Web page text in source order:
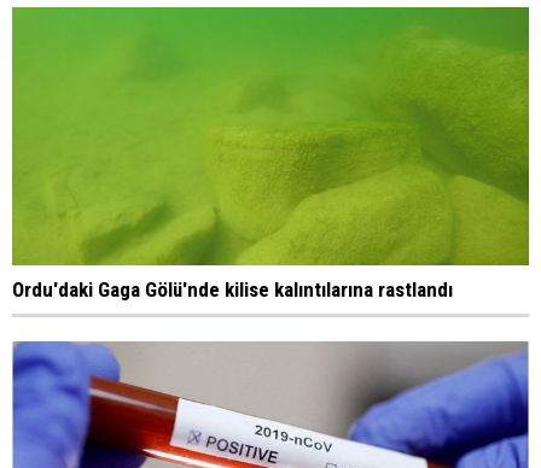
Ordu'daki Gaga Gölü'nde kilise kalıntılarına rastlandı